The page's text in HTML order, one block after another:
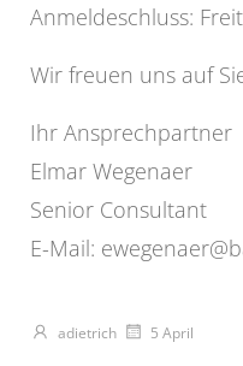
Anmeldeschluss:
Wir freuen uns auf
Ihr Ansprechpartner
Elmar Wegenaer
Senior Consultant
E-Mail:
adietrich 5 April